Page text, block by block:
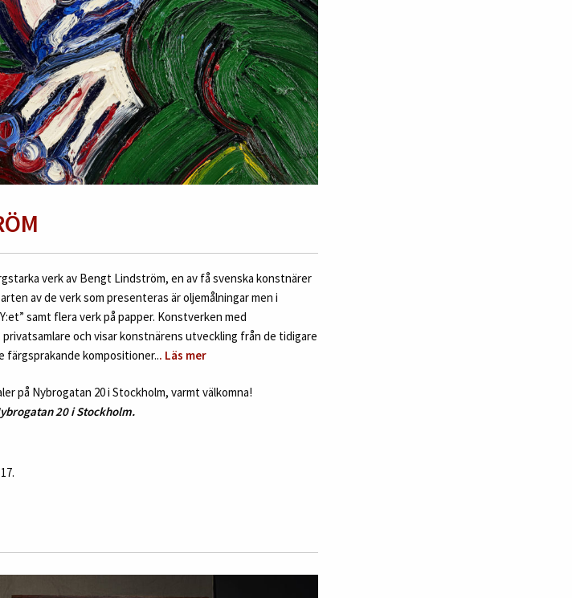
verk av Bengt Lindström, en av få svenska konstnärer
av de verk som presenteras är oljemålningar men i
samt flera verk på papper. Konstverken med
och visar konstnärens utveckling från de tidigare
färgsprakande kompositioner... Läs mer
på Nybrogatan 20 i Stockholm, varmt välkomna!
20 i Stockholm.